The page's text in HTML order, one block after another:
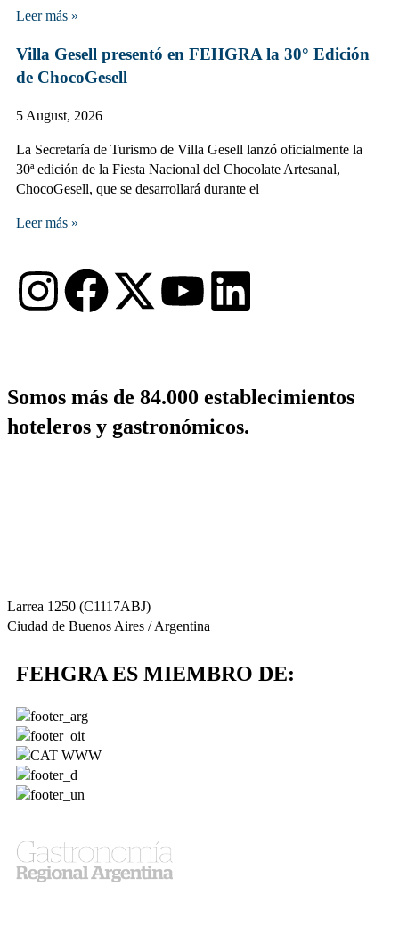
Leer más »
Villa Gesell presentó en FEHGRA la 30° Edición
de ChocoGesell
5 August, 2026
La Secretaría de Turismo de Villa Gesell lanzó oficialmente la
30ª edición de la Fiesta Nacional del Chocolate Artesanal,
ChocoGesell, que se desarrollará durante el
Leer más »
Somos más de 84.000 establecimientos
hoteleros y gastronómicos.
Larrea 1250 (C1117ABJ)
Ciudad de Buenos Aires / Argentina
FEHGRA ES MIEMBRO DE: